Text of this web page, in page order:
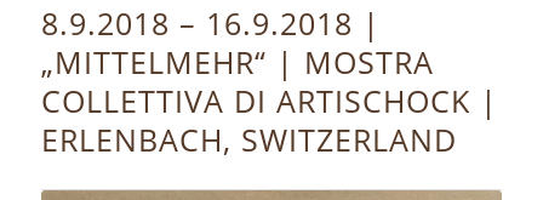
8.9.2018 – 16.9.2018 |
„MITTELMEHR“ | MOSTRA
COLLETTIVA DI ARTISCHOCK |
ERLENBACH, SWITZERLAND